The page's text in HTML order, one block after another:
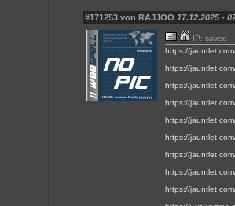
#171253 von RAJJOO 17.12.2025 -
IP: saved
https://
https://
https://
https://
https://
https://
https://
https://
https://